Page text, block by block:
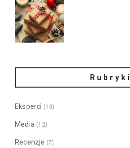
Rubryki
Eksperci (13)
Media (12)
Recenzje (7)